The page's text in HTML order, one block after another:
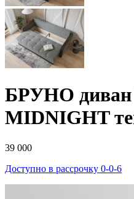
БРУНО диван
MIDNIGHT
39 000
Доступно в рассрочку 0-0-6